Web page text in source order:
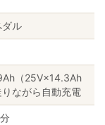
ダル
（25V×14.3Ah
ながら自動充電